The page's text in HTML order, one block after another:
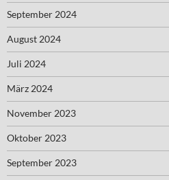
September 2024
August 2024
Juli 2024
März 2024
November 2023
Oktober 2023
September 2023